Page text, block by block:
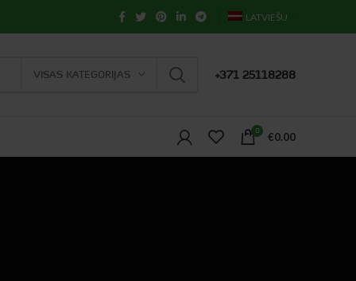
LATVIEŠU
VISAS KATEGORIJAS +371 25118288
0 €0.00